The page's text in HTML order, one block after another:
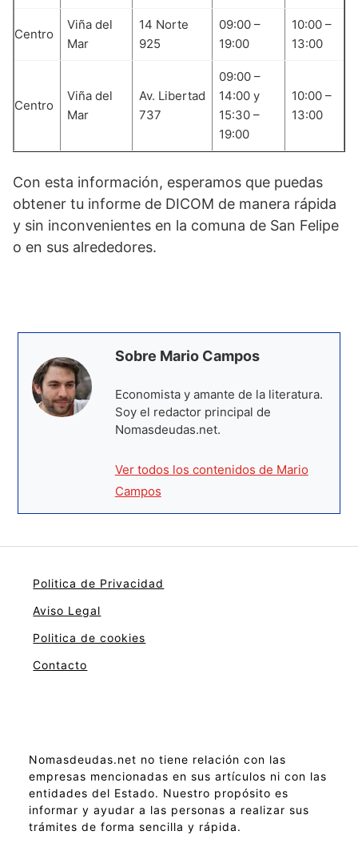
Centro
Viña del
Mar
14 Norte
925
09:00 –
19:00
10:00 –
13:00
Centro
Viña del
Mar
Av. Libertad
737
09:00 –
14:00 y
15:30 –
19:00
10:00 –
13:00
Con esta información, esperamos que puedas
obtener tu informe de DICOM de manera rápida
y sin inconvenientes en la comuna de San Felipe
o en sus alrededores.
Sobre Mario Campos
Economista y amante de la literatura.
Soy el redactor principal de
Nomasdeudas.net.
Ver todos los contenidos de Mario
Campos
Politica de Privacidad
Aviso Legal
Politica de cookies
Contacto
Nomasdeudas.net no tiene relación con las
empresas mencionadas en sus artículos ni con las
entidades del Estado. Nuestro propósito es
informar y ayudar a las personas a realizar sus
trámites de forma sencilla y rápida.